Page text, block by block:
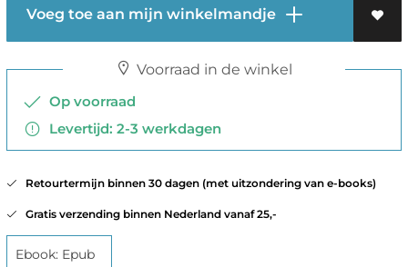
Voeg toe aan mijn winkelmandje
Voorraad in de winkel
Op voorraad
Levertijd: 2-3 werkdagen
Retourtermijn binnen 30 dagen (met uitzondering van e-books)
Gratis verzending binnen Nederland vanaf 25,-
Ebook: Epub